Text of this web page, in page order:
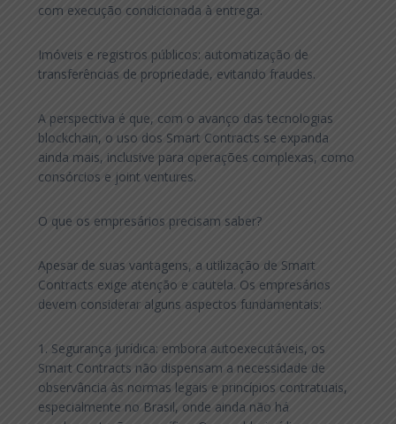
com execução condicionada à entrega.
Imóveis e registros públicos: automatização de
transferências de propriedade, evitando fraudes.
A perspectiva é que, com o avanço das tecnologias
blockchain, o uso dos Smart Contracts se expanda
ainda mais, inclusive para operações complexas, como
consórcios e joint ventures.
O que os empresários precisam saber?
Apesar de suas vantagens, a utilização de Smart
Contracts exige atenção e cautela. Os empresários
devem considerar alguns aspectos fundamentais:
1. Segurança jurídica: embora autoexecutáveis, os
Smart Contracts não dispensam a necessidade de
observância às normas legais e princípios contratuais,
especialmente no Brasil, onde ainda não há